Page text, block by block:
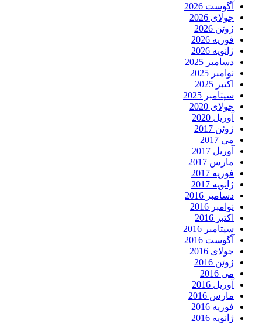
آگوست 2026
جولای 2026
ژوئن 2026
فوریه 2026
ژانویه 2026
دسامبر 2025
نوامبر 2025
اکتبر 2025
سپتامبر 2025
جولای 2020
آوریل 2020
ژوئن 2017
می 2017
آوریل 2017
مارس 2017
فوریه 2017
ژانویه 2017
دسامبر 2016
نوامبر 2016
اکتبر 2016
سپتامبر 2016
آگوست 2016
جولای 2016
ژوئن 2016
می 2016
آوریل 2016
مارس 2016
فوریه 2016
ژانویه 2016